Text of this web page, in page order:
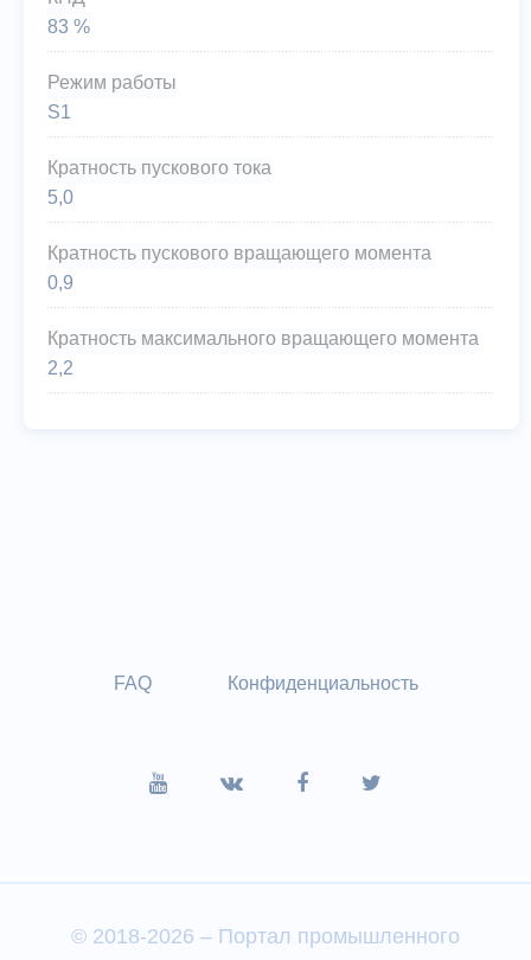
83 %
Режим работы
S1
Кратность пускового тока
5,0
Кратность пускового вращающего момента
0,9
Кратность максимального вращающего момента
2,2
FAQ Конфиденциальность
© 2018-2026 – Портал промышленного